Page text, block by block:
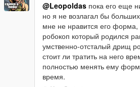
@Leopoldas пока его еще
но я не возлагал бы
мне не нравится его форма,
робокоп который родился
умственно-отсталый дрищ
стоит ли тратить на него
полностью менять ему
время.